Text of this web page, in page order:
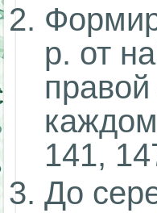
р. от
141,
До